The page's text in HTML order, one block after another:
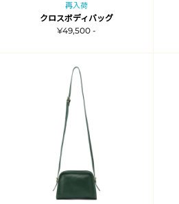
再入荷
クロスボディバッグ
¥49,500 -